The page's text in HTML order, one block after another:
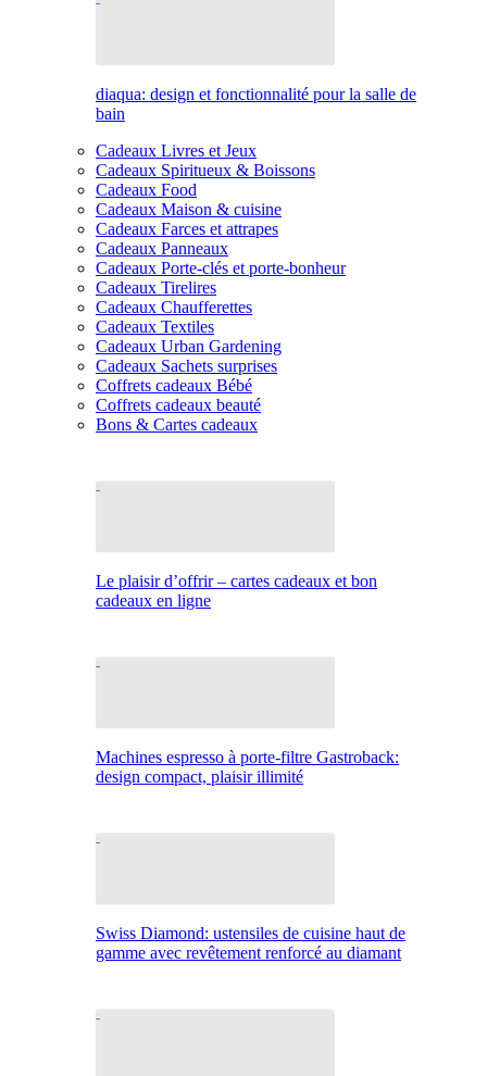
diaqua: design et fonctionnalité pour la salle de
bain
Cadeaux Livres et Jeux
Cadeaux Spiritueux & Boissons
Cadeaux Food
Cadeaux Maison & cuisine
Cadeaux Farces et attrapes
Cadeaux Panneaux
Cadeaux Porte-clés et porte-bonheur
Cadeaux Tirelires
Cadeaux Chaufferettes
Cadeaux Textiles
Cadeaux Urban Gardening
Cadeaux Sachets surprises
Coffrets cadeaux Bébé
Coffrets cadeaux beauté
Bons & Cartes cadeaux
Le plaisir d’offrir – cartes cadeaux et bon
cadeaux en ligne
Machines espresso à porte-filtre Gastroback:
design compact, plaisir illimité
Swiss Diamond: ustensiles de cuisine haut de
gamme avec revêtement renforcé au diamant